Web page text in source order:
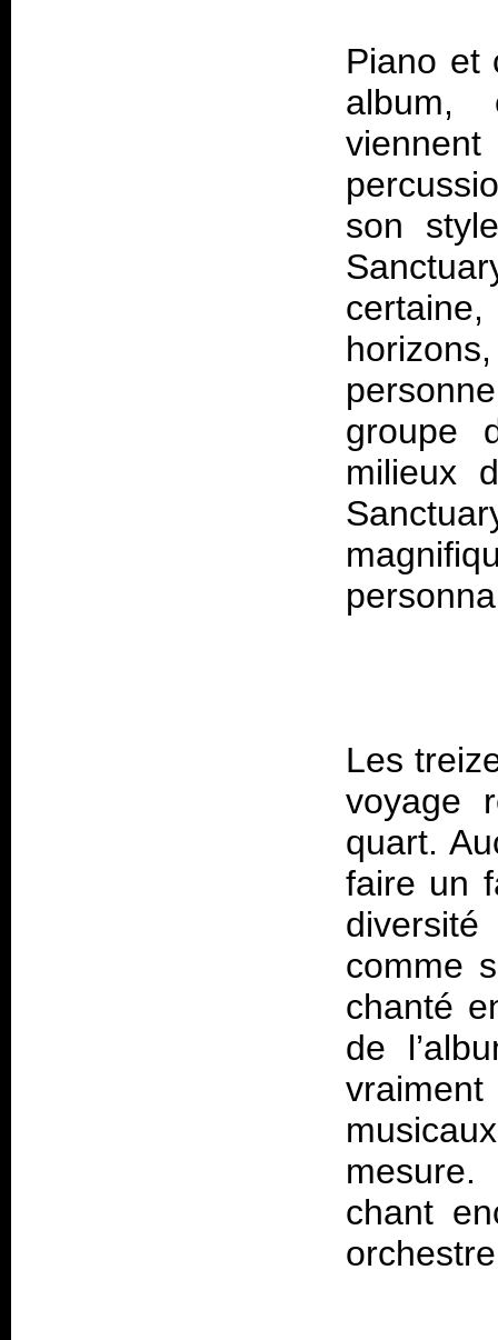
Piano et
album,
son
groupe
milieux
Les
voyage
quart.
faire un
diversité
comme
chanté
de
chant